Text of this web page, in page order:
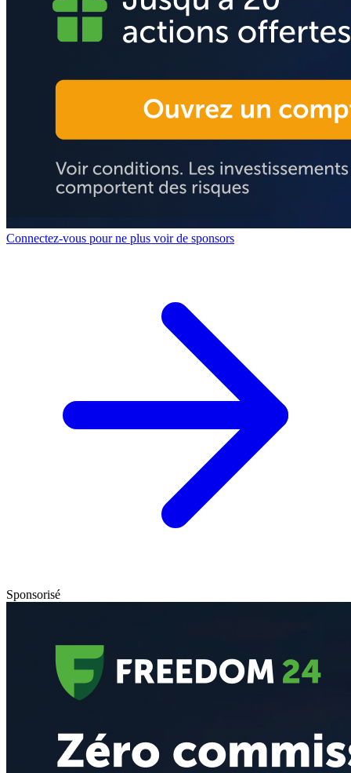
Connectez-vous pour ne plus voir de sponsors
Sponsorisé